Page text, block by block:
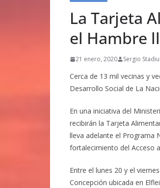
La Tarjeta
el Hambre
21 enero, 2020 Sergio
Cerca de 13 mil vecinas y
Desarrollo Social de La
En una iniciativa del
recibirán la Tarjeta
lleva adelante el Programa
fortalecimiento del Acceso
Entre el lunes 20 y el
Concepción ubicada en